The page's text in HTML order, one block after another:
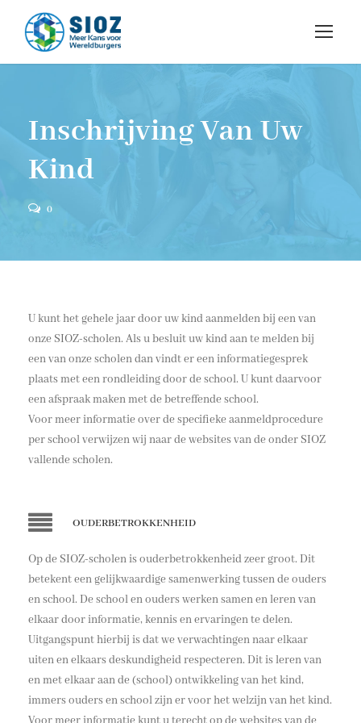
Inschrijving Van Uw
Kind
0
U kunt het gehele jaar door uw kind aanmelden bij een van
onze SIOZ-scholen. Als u besluit uw kind aan te melden bij
een van onze scholen dan vindt er een informatiegesprek
plaats met een rondleiding door de school. U kunt daarvoor
een afspraak maken met de betreffende school.
Voor meer informatie over de specifieke aanmeldprocedure
per school verwijzen wij naar de websites van de onder SIOZ
vallende scholen.
OUDERBETROKKENHEID
Op de SIOZ-scholen is ouderbetrokkenheid zeer groot. Dit
betekent een gelijkwaardige samenwerking tussen de ouders
en school. De school en ouders werken samen en leren van
elkaar door informatie, kennis en ervaringen te delen.
Uitgangspunt hierbij is dat we verwachtingen naar elkaar
uiten en elkaars deskundigheid respecteren. Dit is leren van
en met elkaar aan de (school) ontwikkeling van het kind,
immers ouders en school zijn er voor het welzijn van het kind.